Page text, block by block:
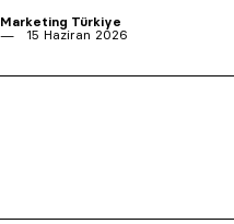
Marketing Türkiye
15 Haziran 2026